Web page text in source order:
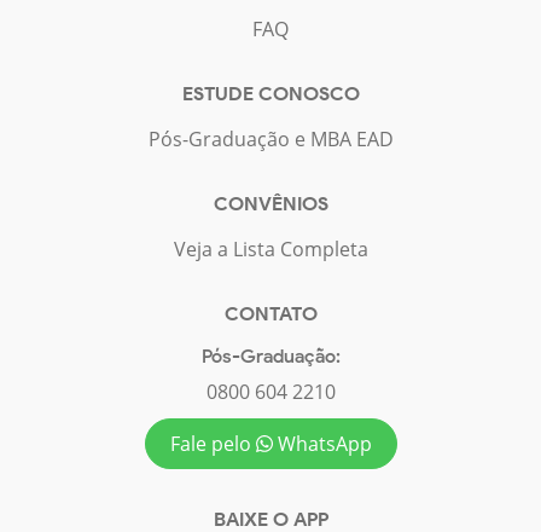
FAQ
ESTUDE CONOSCO
Pós-Graduação e MBA EAD
CONVÊNIOS
Veja a Lista Completa
CONTATO
Pós-Graduação:
0800 604 2210
Fale pelo
WhatsApp
BAIXE O APP